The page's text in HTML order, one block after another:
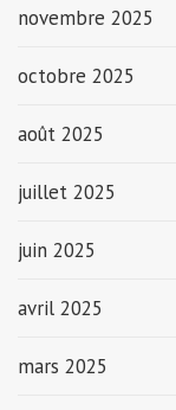
novembre 2025
octobre 2025
août 2025
juillet 2025
juin 2025
avril 2025
mars 2025